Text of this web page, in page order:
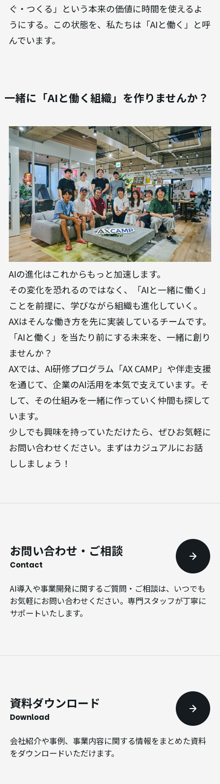
ぐ・つくる」という本来の価値に時間を使えるよ
うにする。この状態を、私たちは「AIと働く」と呼
んでいます。
一緒に「AIと働く組織」を作りませんか？
AIの進化はこれからもっと加速します。
その変化を恐れるのではなく、「AIと一緒に働く」
ことを前提に、学びながら組織も進化していく。
AXはそんな働き方を先に実装しているチームです。
「AIと働く」を当たり前にする未来を、一緒に創り
ませんか？
AXでは、AI研修プログラム「AX CAMP」や伴走支援
を通じて、企業のAI活用を本気で支えています。そ
して、その仕組みを一緒に作っていく仲間も探して
います。
少しでも興味を持っていただけたら、ぜひお気軽に
お問い合わせください。まずはカジュアルにお話
ししましょう！
お問い合わせ・ご相談
Contact
AI導入や事業開発に関するご質問・ご相談は、いつでも
お気軽にお問い合わせください。専門スタッフが丁寧に
サポートいたします。
資料ダウンロード
Download
会社紹介や事例、事業内容に関する情報をまとめた資料
をダウンロードいただけます。